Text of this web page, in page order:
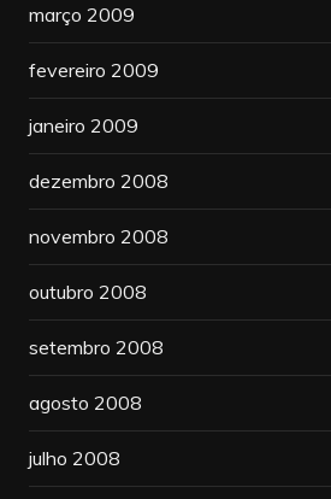
março 2009
fevereiro 2009
janeiro 2009
dezembro 2008
novembro 2008
outubro 2008
setembro 2008
agosto 2008
julho 2008